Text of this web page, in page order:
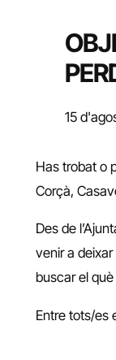
15
Has trobat o
Corçà,
Des de
venir a
buscar el
Entre tots/es